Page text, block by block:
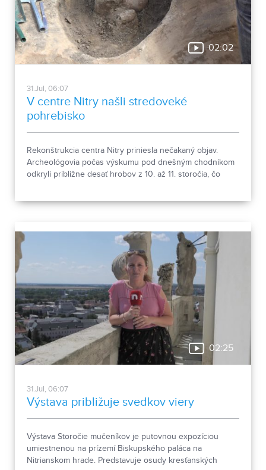
02:02
31.Jul, 06:07
V centre Nitry našli stredoveké
pohrebisko
Rekonštrukcia centra Nitry priniesla nečakaný objav.
Archeológovia počas výskumu pod dnešným chodníkom
odkryli približne desať hrobov z 10. až 11. storočia, čo
02:25
31.Jul, 06:07
Výstava približuje svedkov viery
Výstava Storočie mučeníkov je putovnou expozíciou
umiestnenou na prízemí Biskupského paláca na
Nitrianskom hrade. Predstavuje osudy kresťanských